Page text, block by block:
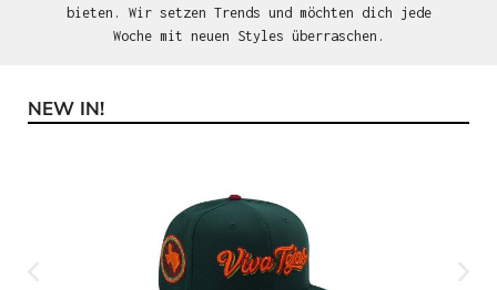
bieten. Wir setzen Trends und möchten dich jede
Woche mit neuen Styles überraschen.
Produktgalerie überspringen
NEW IN!